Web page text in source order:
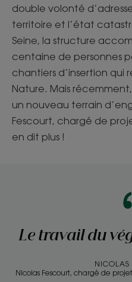
double volonté
territoire et l’état
Seine, la structure
centaine de personnes
chantiers d’insertion qui
Nature. Mais
un nouveau terrain
Fescourt, chargé de
en dit plus !
Le travail du
NICOLAS
Nicolas Fescourt, chargé de